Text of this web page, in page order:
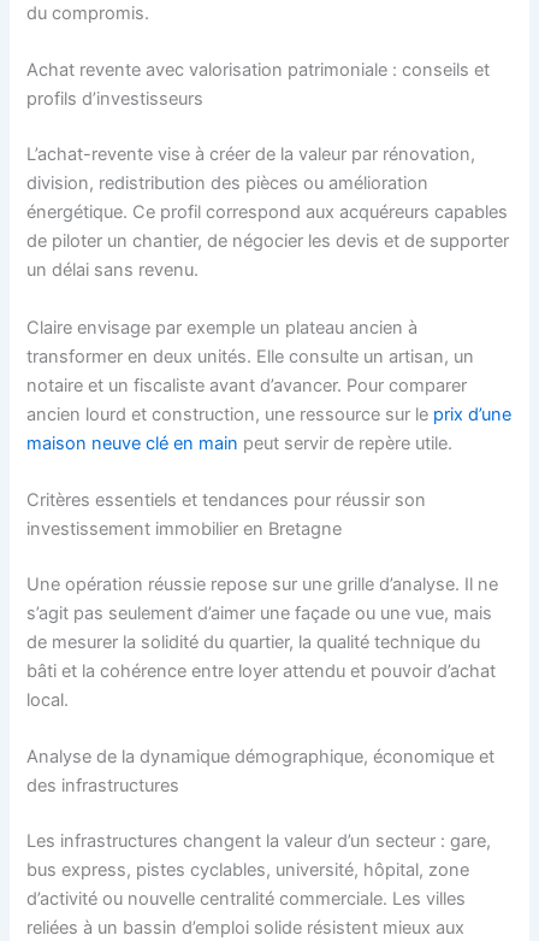
du compromis.
Achat revente avec valorisation patrimoniale : conseils et
profils d’investisseurs
L’achat-revente vise à créer de la valeur par rénovation,
division, redistribution des pièces ou amélioration
énergétique. Ce profil correspond aux acquéreurs capables
de piloter un chantier, de négocier les devis et de supporter
un délai sans revenu.
Claire envisage par exemple un plateau ancien à
transformer en deux unités. Elle consulte un artisan, un
notaire et un fiscaliste avant d’avancer. Pour comparer
ancien lourd et construction, une ressource sur le prix d’une
maison neuve clé en main peut servir de repère utile.
Critères essentiels et tendances pour réussir son
investissement immobilier en Bretagne
Une opération réussie repose sur une grille d’analyse. Il ne
s’agit pas seulement d’aimer une façade ou une vue, mais
de mesurer la solidité du quartier, la qualité technique du
bâti et la cohérence entre loyer attendu et pouvoir d’achat
local.
Analyse de la dynamique démographique, économique et
des infrastructures
Les infrastructures changent la valeur d’un secteur : gare,
bus express, pistes cyclables, université, hôpital, zone
d’activité ou nouvelle centralité commerciale. Les villes
reliées à un bassin d’emploi solide résistent mieux aux